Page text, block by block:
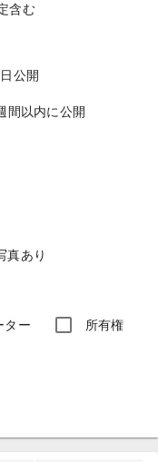
含む
公開
間以内に公開
真あり
ター 所有権